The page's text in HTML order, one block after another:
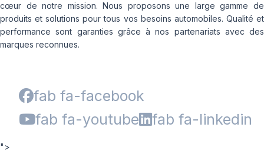
cœur de notre mission. Nous proposons une large gamme de
produits et solutions pour tous vos besoins automobiles. Qualité et
performance sont garanties grâce à nos partenariats avec des
marques reconnues.
fab fa-facebook
fab fa-youtube
fab fa-linkedin
">